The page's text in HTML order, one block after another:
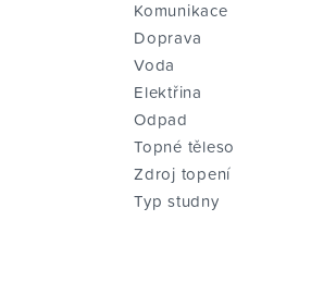
Komunikace
Doprava
Voda
Elektřina
Odpad
Topné těleso
Zdroj topení
Typ studny